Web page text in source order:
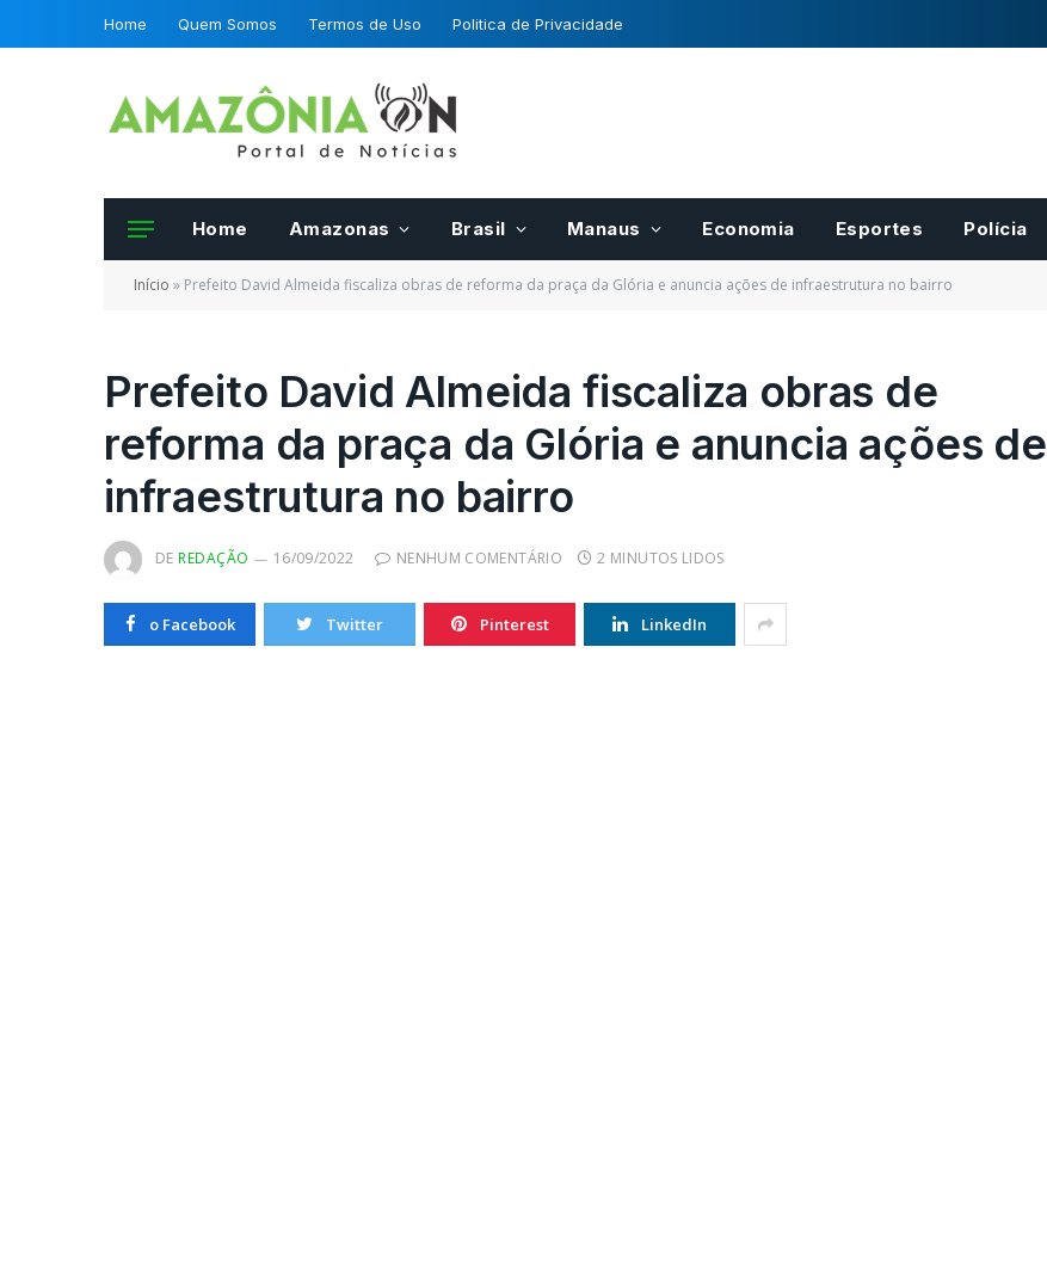
Home Quem Somos Termos de Uso Politica de Privacidade
Home Amazonas Brasil Manaus Economia Esportes Polícia
Início » Prefeito David Almeida fiscaliza obras de reforma da praça da Glória e anuncia ações de infraestrutura no bairro
Prefeito David Almeida fiscaliza obras de
reforma da praça da Glória e anuncia ações de
infraestrutura no bairro
DE REDAÇÃO 16/09/2022 NENHUM COMENTÁRIO 2 MINUTOS LIDOS
o Facebook Twitter Pinterest LinkedIn
Frutas e hortalias para pases
da OCDE podero ser
certificadas por fiscais do
Mapa
20/10/2022
Registro Nacional de
Cultivares tem normas